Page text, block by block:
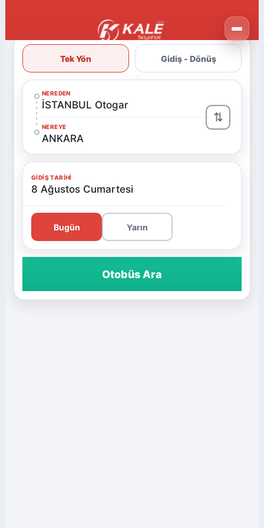
Tek Yön Gidiş - Dönüş
NEREDEN
İSTANBUL Otogar
NEREYE
ANKARA
⇅
GIDIŞ TARIHI
8 Ağustos Cumartesi
Bugün Yarın
Otobüs Ara